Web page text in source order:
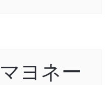
ヨネー